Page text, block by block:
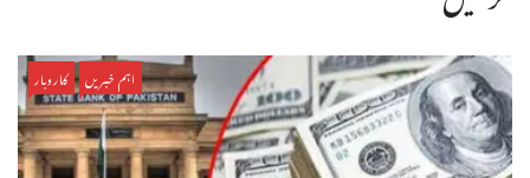
اہم خبریں کاروبار